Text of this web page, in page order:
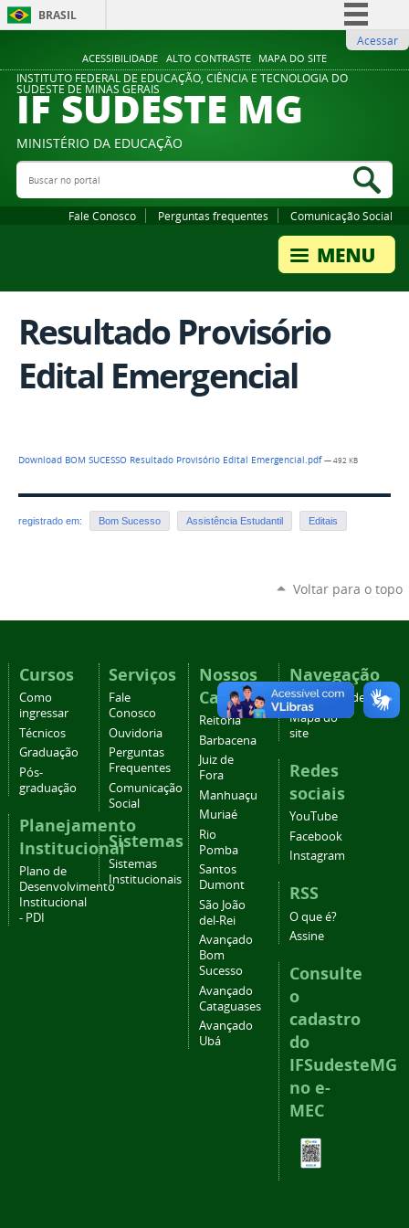
ACESSIBILIDADE ALTO CONTRASTE MAPA DO SITE
BRASIL
Comunica BR
Participe
Legislação
Acessar
INSTITUTO FEDERAL DE EDUCAÇÃO, CIÊNCIA E TECNOLOGIA DO
SUDESTE DE MINAS GERAIS
IF SUDESTE MG
MINISTÉRIO DA EDUCAÇÃO
Buscar no portal
Fale Conosco Perguntas frequentes Comunicação Social
Resultado Provisório
Edital Emergencial
Download BOM SUCESSO Resultado Provisório Edital Emergencial.pdf— 492 KB
registrado em: Bom Sucesso Assistência Estudantil Editais
Voltar para o topo
Cursos
Como
ingressar
Técnicos
Graduação
Pós-
graduação
Planejamento
Institucional
Plano de
Desenvolvimento
Institucional
- PDI
Serviços
Fale
Conosco
Ouvidoria
Perguntas
Frequentes
Comunicação
Social
Sistemas
Sistemas
Institucionais
Nossos
Campi
Reitoria
Barbacena
Juiz de
Fora
Manhuaçu
Muriaé
Rio
Pomba
Santos
Dumont
São João
del-Rei
Avançado
Bom
Sucesso
Avançado
Cataguases
Avançado
Ubá
Navegação
Acessibilidade
Mapa do
site
Redes
sociais
YouTube
Facebook
Instagram
RSS
O que é?
Assine
Consulte
o
cadastro
do
IFSudesteMG
no e-
MEC